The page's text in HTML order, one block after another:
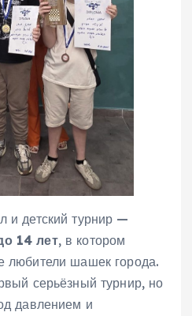
и детский турнир —
14 лет, в котором
любители шашек города.
серьёзный турнир, но
давлением и